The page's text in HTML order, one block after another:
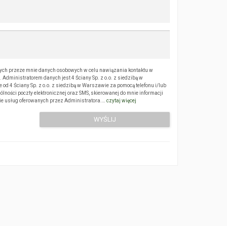
przeze mnie danych osobowych w celu nawiązania kontaktu w
danych jest 4 Ściany Sp. z o.o. z siedzibą w
4 Ściany Sp. z o.o. z siedzibą w Warszawie za pomocą telefonu i/lub
poczty elektronicznej oraz SMS, skierowanej do mnie informacji
usług oferowanych przez Administratora.… czytaj więcej